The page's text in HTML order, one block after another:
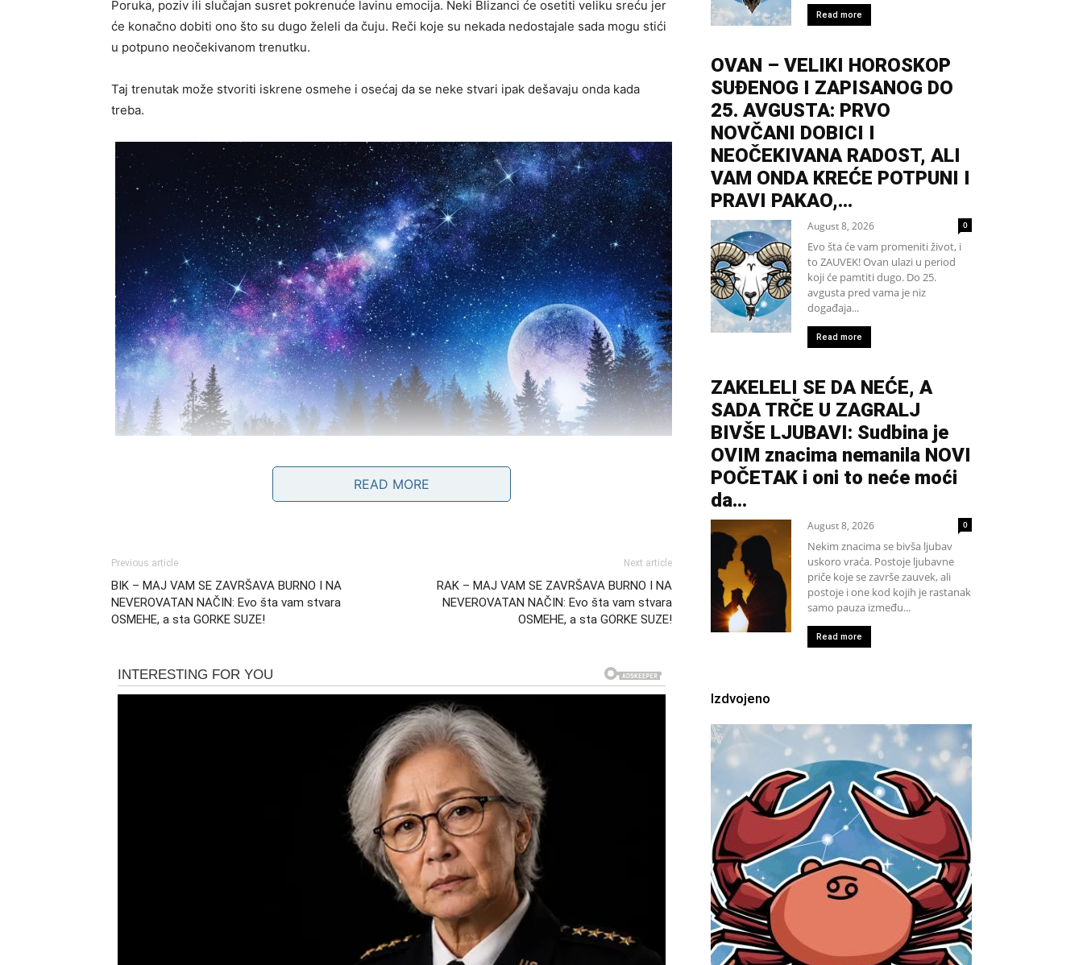
Poruka, poziv ili slučajan susret pokrenuće lavinu emocija. Neki Blizanci će osetiti veliku sreću jer
će konačno dobiti ono što su dugo želeli da čuju. Reči koje su nekada nedostajale sada mogu stići
u potpuno neočekivanom trenutku.
Taj trenutak može stvoriti iskrene osmehe i osećaj da se neke stvari ipak dešavaju onda kada
treba.
Neko pokazuje emocije koje je dugo skrivao
Možda niste primećivali nečije poglede, sitne znakove pažnje ili pokušaje da vam se približi.
Međutim, sada će stvari postati mnogo jasnije.
Osmesi dolaze kroz neočekivane vesti
Poslednji dani maja donose i događaje koji mogu probuditi osećaj olakšanja. Neke brige koje su
vas dugo opterećivale polako počinju da se rešavaju.
Dugo čekana promena konačno dolazi
Nešto što vam je dugo stvaralo nervozu i neizvesnost moglo bi početi da se menja. Situacija koja
je delovala kao zatvoren krug sada otvara sasvim nova vrata.
Mnogi Blizanci će imati osećaj da im se teret skida sa leđa. U jednom trenutku može stići vest koja
Možda ste izgubili veru da će se stvari pokrenuti, ali kraj maja pokazuje da život ponekad priprema
READ MORE
Previous article
BIK – MAJ VAM SE ZAVRŠAVA BURNO I NA
NEVEROVATAN NAČIN: Evo šta vam stvara
OSMEHE, a sta GORKE SUZE!
Next article
RAK – MAJ VAM SE ZAVRŠAVA BURNO I NA
NEVEROVATAN NAČIN: Evo šta vam stvara
OSMEHE, a sta GORKE SUZE!
Read more
OVAN – VELIKI HOROSKOP
SUĐENOG I ZAPISANOG DO
25. AVGUSTA: PRVO
NOVČANI DOBICI I
NEOČEKIVANA RADOST, ALI
VAM ONDA KREĆE POTPUNI I
PRAVI PAKAO,...
August 8, 2026 0
Evo šta će vam promeniti život, i
to ZAUVEK! Ovan ulazi u period
koji će pamtiti dugo. Do 25.
avgusta pred vama je niz
događaja...
Read more
ZAKELELI SE DA NEĆE, A
SADA TRČE U ZAGRALJ
BIVŠE LJUBAVI: Sudbina je
OVIM znacima nemanila NOVI
POČETAK i oni to neće moći
da...
August 8, 2026 0
Nekim znacima se bivša ljubav
uskoro vraća. Postoje ljubavne
priče koje se završe zauvek, ali
postoje i one kod kojih je rastanak
samo pauza između...
Read more
Izdvojeno